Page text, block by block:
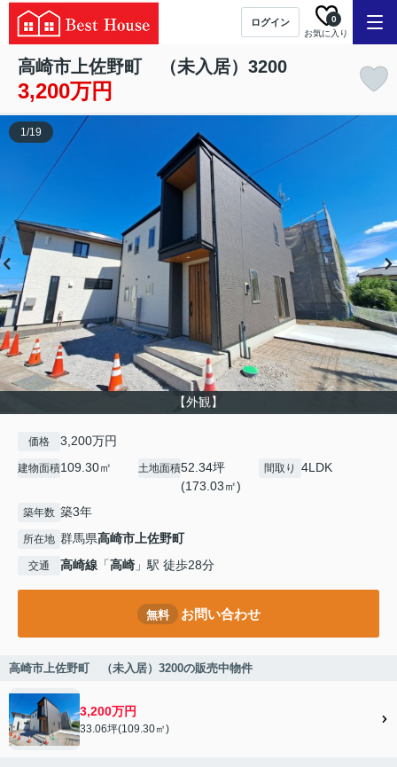
ログイン
お気に入り
0
高崎市上佐野町 （未入居）3200
3,200万円
【外観】
1/19
価格 3,200万円
建物面積109.30㎡ 土地面積52.34坪
(173.03㎡)
間取り 4LDK
築年数 築3年
所在地 群馬県高崎市上佐野町
交通 高崎線 「高崎 」駅 徒歩28分
無料 お問い合わせ
高崎市上佐野町 （未入居）3200の販売中物件
3,200万円
33.06坪(109.30㎡)